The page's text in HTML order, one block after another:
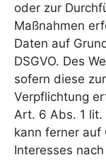
oder zur
Maßnahmen
Daten auf
DSGVO. Des
sofern diese
Verpflichtung
Art. 6 Abs. 1 lit.
kann ferner auf
Interesses